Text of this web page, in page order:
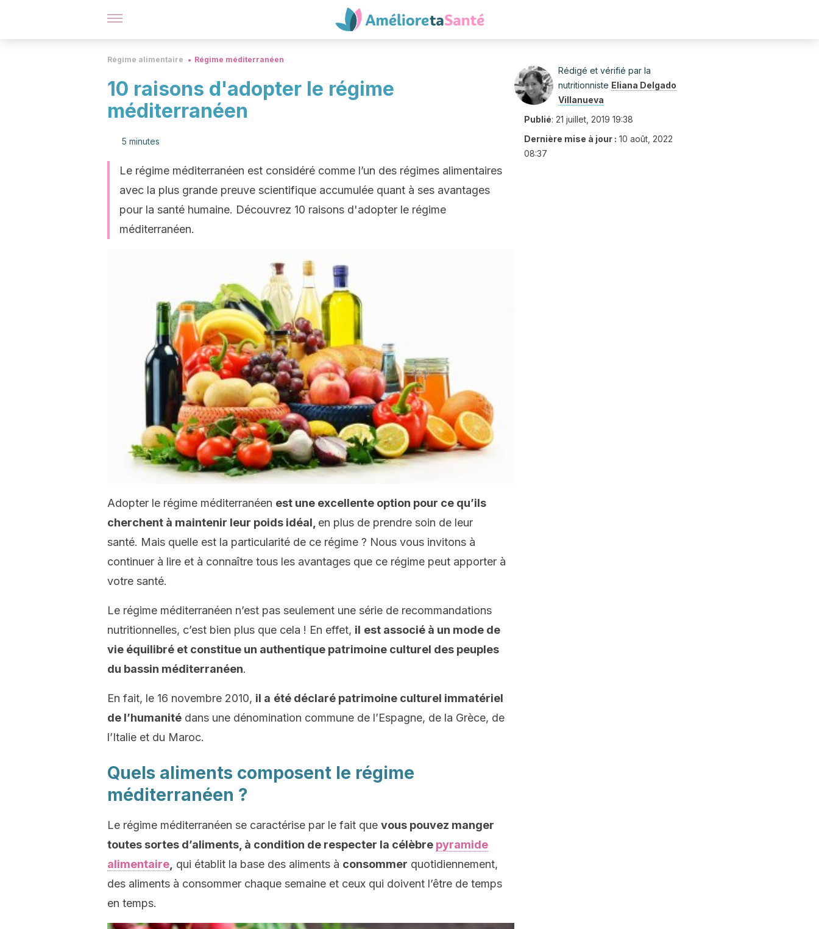
Régime alimentaire Régime méditerranéen
10 raisons d'adopter le régime
méditerranéen
5 minutes
Le régime méditerranéen est considéré comme l’un des régimes alimentaires
avec la plus grande preuve scientifique accumulée quant à ses avantages
pour la santé humaine. Découvrez 10 raisons d'adopter le régime
méditerranéen.
Adopter le régime méditerranéen est une excellente option pour ce qu’ils
cherchent à maintenir leur poids idéal, en plus de prendre soin de leur
santé. Mais quelle est la particularité de ce régime ? Nous vous invitons à
continuer à lire et à connaître tous les avantages que ce régime peut apporter à
votre santé.
Le régime méditerranéen n’est pas seulement une série de recommandations
nutritionnelles, c’est bien plus que cela ! En effet, il est associé à un mode de
vie équilibré et constitue un authentique patrimoine culturel des peuples
du bassin méditerranéen.
En fait, le 16 novembre 2010, il a été déclaré patrimoine culturel immatériel
de l’humanité dans une dénomination commune de l’Espagne, de la Grèce, de
l’Italie et du Maroc.
Quels aliments composent le régime
méditerranéen ?
Le régime méditerranéen se caractérise par le fait que vous pouvez manger
toutes sortes d’aliments, à condition de respecter la célèbre pyramide
alimentaire qui établit la base des aliments à consommer quotidiennement,
des aliments à consommer chaque semaine et ceux qui doivent l’être de temps
en temps.
Rédigé et vérifié par la
nutritionniste Eliana Delgado
Villanueva
Publié: 21 juillet, 2019 19:38
Dernière mise à jour : 10 août, 2022
08:37